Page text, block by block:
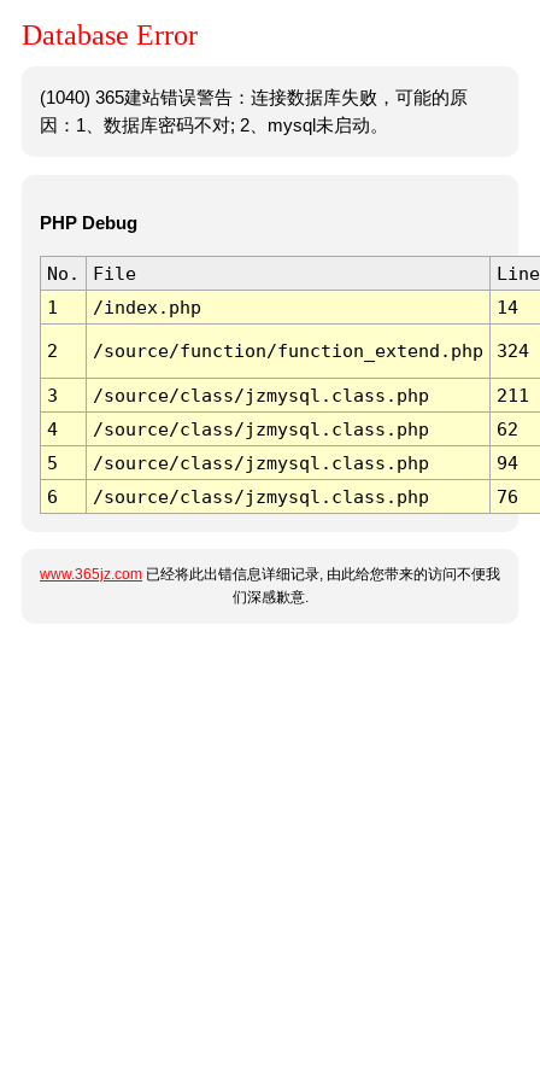
Database Error
(1040) 365建站错误警告：连接数据库失败，可能的原
因：1、数据库密码不对; 2、mysql未启动。
PHP Debug
No. File
Line
1
/index.php 14
2 /source/function/function_extend.php 324
3 /source/class/jzmysql.class.php
211
4
/source/class/jzmysql.class.php
62
5
/source/class/jzmysql.class.php
94
6
/source/class/jzmysql.class.php 76
www.365jz.com 已经将此出错信息详细记录, 由此给您带来的访问不便我
们深感歉意.